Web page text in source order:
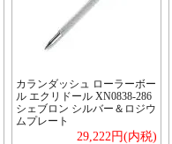
カランダッシュ ローラーボー
ル エクリドール XN0838-286
シェブロン シルバー＆ロジウ
ムプレート
29,222円(内税)